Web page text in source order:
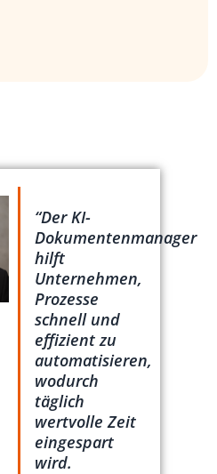
“Der KI-
Dokumentenmanager
hilft
Unternehmen,
Prozesse
schnell und
effizient zu
automatisieren,
wodurch
täglich
wertvolle Zeit
eingespart
wird.